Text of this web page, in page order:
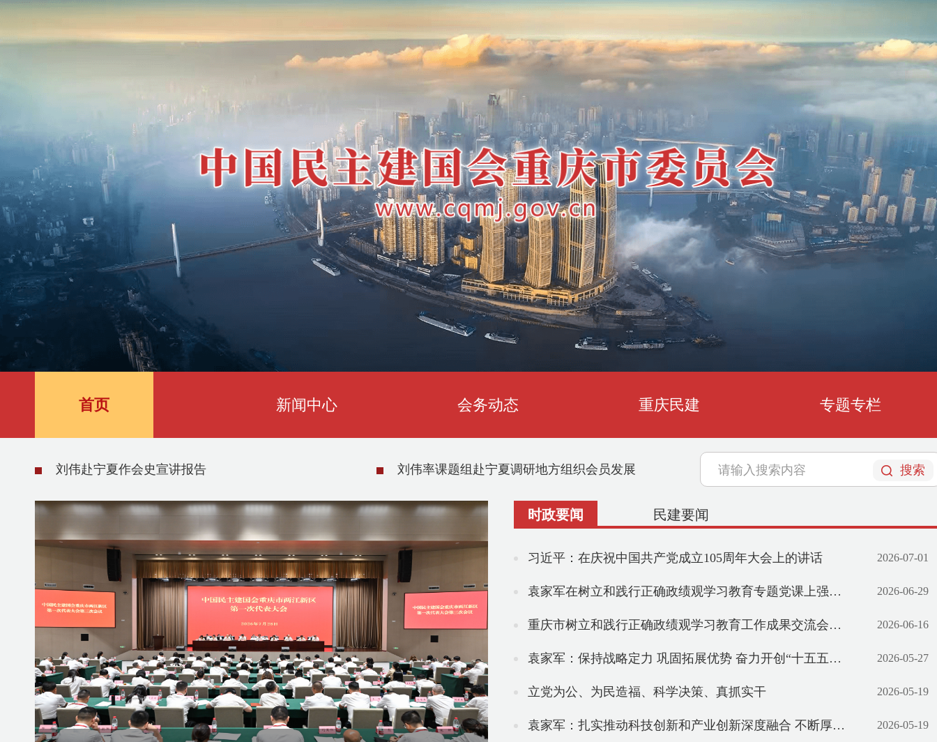
首页 新闻中心 会务动态 重庆民建 专题专栏
刘伟赴宁夏作会史宣讲报告 刘伟率课题组赴宁夏调研地方组织会员发展 市委会组织机关干部观看庆祝中国共产党
搜索
时政要闻 民建要闻
习近平：在庆祝中国共产党成立105周年大会上的讲话 2026-07-01
袁家军在树立和践行正确政绩观学习教育专题党课上强调 牢固树立和践行正确政绩观 引领保障重庆“十五五”开好局起好步 程丽华出席 2026-06-29
重庆市树立和践行正确政绩观学习教育工作成果交流会举行 袁家军主持并讲话 王炯程丽华出席 2026-06-16
袁家军：保持战略定力 巩固拓展优势 奋力开创“十五五”开局之年制造强市建设新局面 2026-05-27
立党为公、为民造福、科学决策、真抓实干 2026-05-19
袁家军：扎实推动科技创新和产业创新深度融合 不断厚植制造业高质量发展新动能 2026-05-19